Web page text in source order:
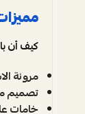
كيف أن
مرونة
تصميم
خامات